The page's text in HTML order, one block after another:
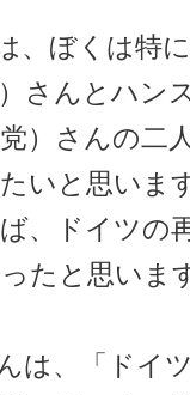
、ぼくは特
さんとハン
）さんの二
いと思いま
、ドイツの
たと思いま
は、「ドイ